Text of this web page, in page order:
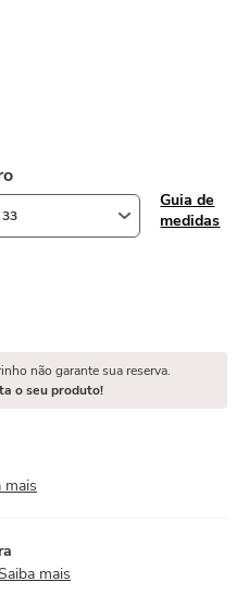
Guia de
medidas
33
não garante sua reserva.
o seu produto!
mais
mais